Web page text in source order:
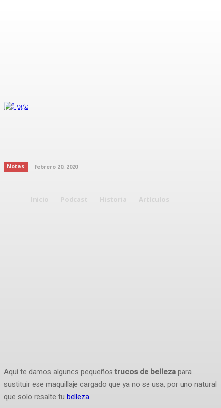
Inicio Podcast Historia Artículos
La guía definitiva para conseguir
Notas febrero 20, 2020
Aquí te damos algunos pequeñostrucos de bellezapara
sustituir ese maquillaje cargado que ya no se usa, por uno natural
que solo resalte tu belleza.